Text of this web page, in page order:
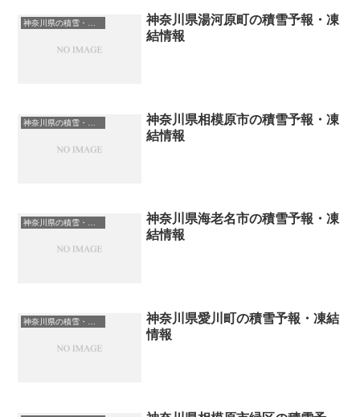
神奈川県の積雪・凍結情報
神奈川県湯河原町の積雪予報・凍
結情報
神奈川県相模原市の積雪予報・凍
結情報
神奈川県海老名市の積雪予報・凍
結情報
神奈川県の積雪・凍結情報
神奈川県愛川町の積雪予報・凍結
情報